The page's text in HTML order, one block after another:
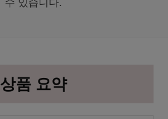
수 있습니다.
상품 요약